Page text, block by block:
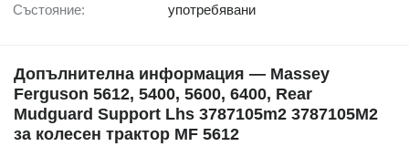
Състояние: употребявани
Допълнителна информация — Massey
Ferguson 5612, 5400, 5600, 6400, Rear
Mudguard Support Lhs 3787105m2 3787105M2
за колесен трактор MF 5612